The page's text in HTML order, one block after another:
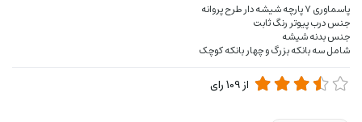
پاسماوری 7 پارچه شیشه دار طرح پروانه
جنس درب پیوتر رنگ ثابت
جنس بدنه شیشه
شامل سه بانکه بزرگ و چهار بانکه کوچک
از109رای